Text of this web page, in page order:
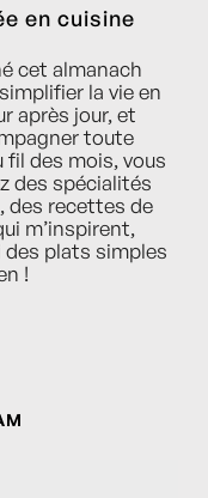
en cuisine
cet almanach
la vie en
après jour, et
toute
fil des mois, vous
des spécialités
des recettes de
m’inspirent,
des plats simples
!